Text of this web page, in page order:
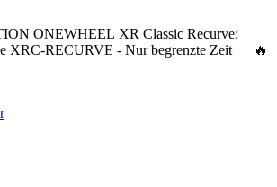
ONEWHEEL XR Classic Recurve:
XRC-RECURVE - Nur begrenzte Zeit 🔥